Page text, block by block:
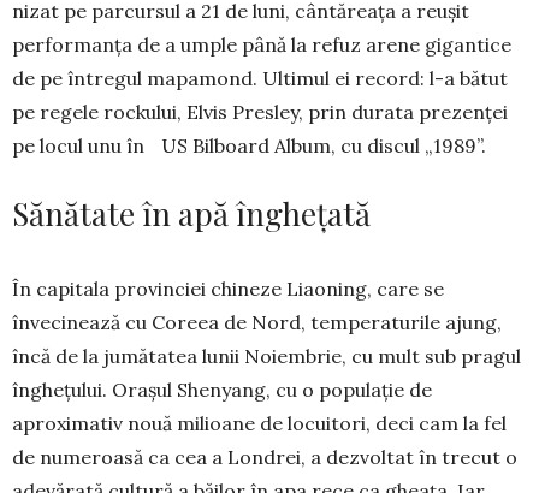
nizat pe parcur­sul a 21 de luni, cân­tă­reața a reușit
perfor­manța de a umple până la refuz arene gigan­tice
de pe între­gul mapa­mond. Ul­ti­mul ei re­cord: l-a bătut
pe re­gele rocku­lui, Elvis Presley, prin du­rata pre­zenței
pe lo­cul unu în US Bil­board Album, cu dis­cul „1989”.
Sănătate în apă înghețată
În capitala provinciei chineze Liaoning, care se
învecinează cu Coreea de Nord, tempe­raturile ajung,
încă de la jumătatea lunii No­iembrie, cu mult sub pragul
înghețului. Orașul Shenyang, cu o populație de
aproximativ nouă milioane de locuitori, deci cam la fel
de nume­roasă ca cea a Londrei, a dezvoltat în trecut o